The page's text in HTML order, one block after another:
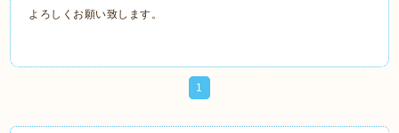
よろしくお願い致します。
1